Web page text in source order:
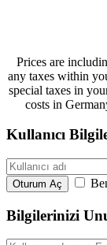
Prices are
any taxes within
special taxes in
costs in
Kullanıcı
Oturum Aç
Bilgilerinizi